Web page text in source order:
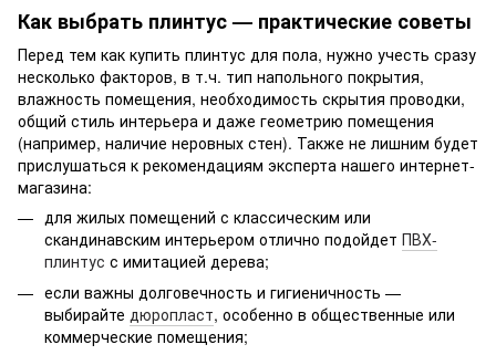
Как выбрать плинтус — практические советы
Перед тем как купить плинтус для пола, нужно учесть сразу
несколько факторов, в т.ч. тип напольного покрытия,
влажность помещения, необходимость скрытия проводки,
общий стиль интерьера и даже геометрию помещения
(например, наличие неровных стен). Также не лишним будет
прислушаться к рекомендациям эксперта нашего интернет-
магазина:
для жилых помещений с классическим или
скандинавским интерьером отлично подойдет ПВХ-
плинтус с имитацией дерева;
если важны долговечность и гигиеничность —
выбирайте дюропласт, особенно в общественные или
коммерческие помещения;